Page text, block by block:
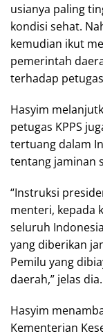
usianya paling
kondisi sehat.
kemudian ikut
pemerintah
terhadap
Hasyim
petugas KPPS
tertuang dalam
tentang jaminan
“Instruksi
menteri, kepada
seluruh
yang diberikan
Pemilu yang
daerah,” jelas dia.
Hasyim
Kementerian